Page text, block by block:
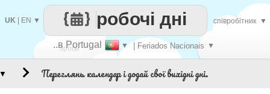
Зроби
..в Portugal ▼ | Feriados Nacionais ▼
робочі дні
UK EN ▼ співробітник ▼
Переглянь календар і додай свої вихідні дні.